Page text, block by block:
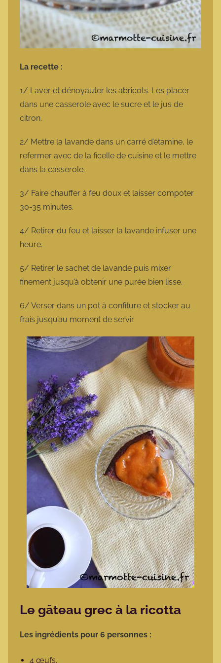
La recette :
1/ Laver et dénoyauter les abricots. Les placer
dans une casserole avec le sucre et le jus de
citron.
2/ Mettre la lavande dans un carré d’étamine, le
refermer avec de la ficelle de cuisine et le mettre
dans la casserole.
3/ Faire chauffer à feu doux et laisser compoter
30-35 minutes.
4/ Retirer du feu et laisser la lavande infuser une
heure.
5/ Retirer le sachet de lavande puis mixer
finement jusqu’à obtenir une purée bien lisse.
6/ Verser dans un pot à confiture et stocker au
frais jusqu’au moment de servir.
Le gâteau grec à la ricotta
Les ingrédients pour 6 personnes :
4 œufs,